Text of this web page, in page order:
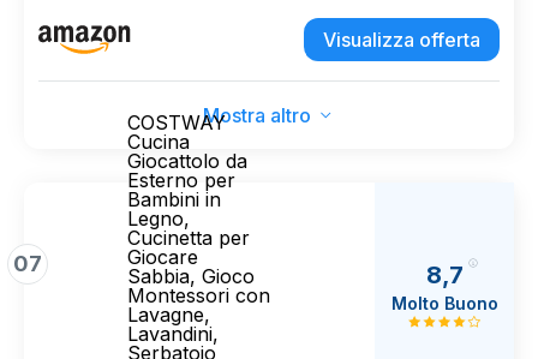
Di Riciclo Dell'Acqua E Fornelli Per Bambini Dai
3-5 Anni Set Cucina (Rosa)
Visualizza offerta
Mostra altro
07
COSTWAY
Cucina
Giocattolo da
Esterno per
Bambini in
Legno,
Cucinetta per
Giocare
Sabbia, Gioco
Montessori con
Lavagne,
Lavandini,
Serbatoio
8,7
Molto Buono